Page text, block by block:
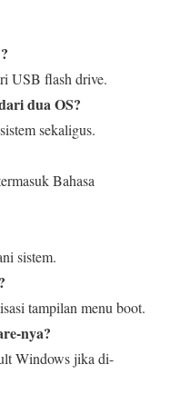
USB flash drive.
dua OS?
sekaligus.
Bahasa
sistem.
tampilan menu boot.
nya?
Windows jika di-